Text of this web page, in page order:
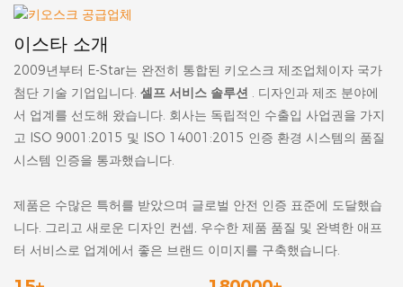
이스타 소개
2009년부터 E-Star는 완전히 통합된 키오스크 제조업체이자 국가
첨단 기술 기업입니다. 셀프 서비스 솔루션 . 디자인과 제조 분야에
서 업계를 선도해 왔습니다. 회사는 독립적인 수출입 사업권을 가지
고 ISO 9001:2015 및 ISO 14001:2015 인증 환경 시스템의 품질
시스템 인증을 통과했습니다.
제품은 수많은 특허를 받았으며 글로벌 안전 인증 표준에 도달했습
니다. 그리고 새로운 디자인 컨셉, 우수한 제품 품질 및 완벽한 애프
터 서비스로 업계에서 좋은 브랜드 이미지를 구축했습니다.